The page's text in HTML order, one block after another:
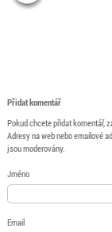
Přidat komentář
Pokud chcete přidat komentář,
Adresy na web nebo emailové
jsou moderovány.
Jméno
Email